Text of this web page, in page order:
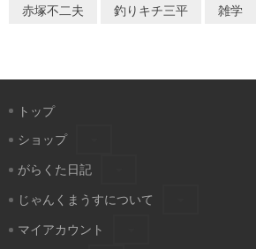
赤塚不二夫
釣りキチ三平 雑学
トップ
ショップ
がらくた日記
じゃんくまうすについて
マイアカウント